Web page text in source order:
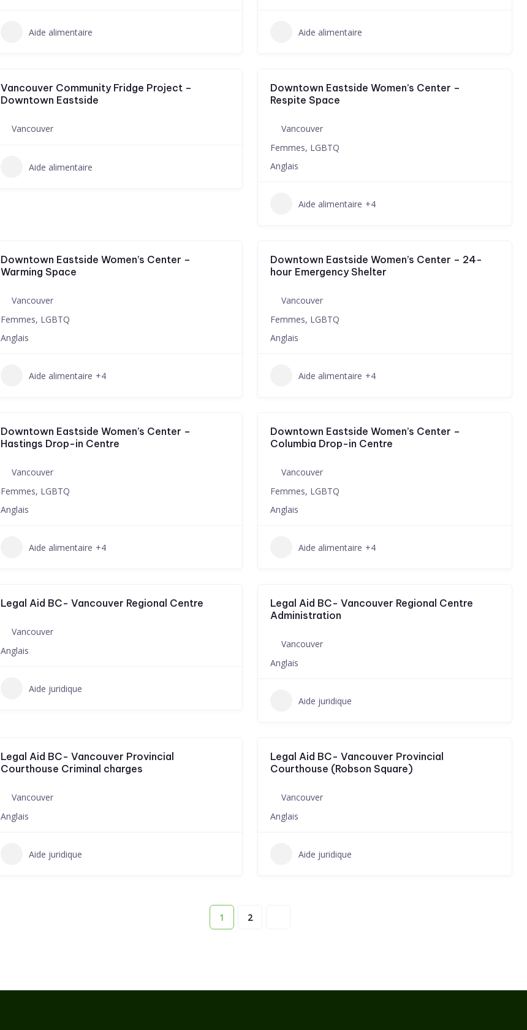
Aide alimentaire Aide alimentaire
Vancouver Community Fridge Project –
Downtown Eastside
Vancouver
Aide alimentaire
Downtown Eastside Women’s Center –
Respite Space
Vancouver
Femmes, LGBTQ
Anglais
Aide alimentaire +4
Downtown Eastside Women’s Center –
Warming Space
Vancouver
Femmes, LGBTQ
Anglais
Aide alimentaire +4
Downtown Eastside Women’s Center – 24-
hour Emergency Shelter
Vancouver
Femmes, LGBTQ
Anglais
Aide alimentaire +4
Downtown Eastside Women’s Center –
Hastings Drop-in Centre
Vancouver
Femmes, LGBTQ
Anglais
Aide alimentaire +4
Downtown Eastside Women’s Center –
Columbia Drop-in Centre
Vancouver
Femmes, LGBTQ
Anglais
Aide alimentaire +4
Legal Aid BC- Vancouver Regional Centre
Vancouver
Anglais
Aide juridique
Legal Aid BC- Vancouver Regional Centre
Administration
Vancouver
Anglais
Aide juridique
Legal Aid BC- Vancouver Provincial
Courthouse Criminal charges
Vancouver
Anglais
Aide juridique
Legal Aid BC- Vancouver Provincial
Courthouse (Robson Square)
Vancouver
Anglais
Aide juridique
1 2